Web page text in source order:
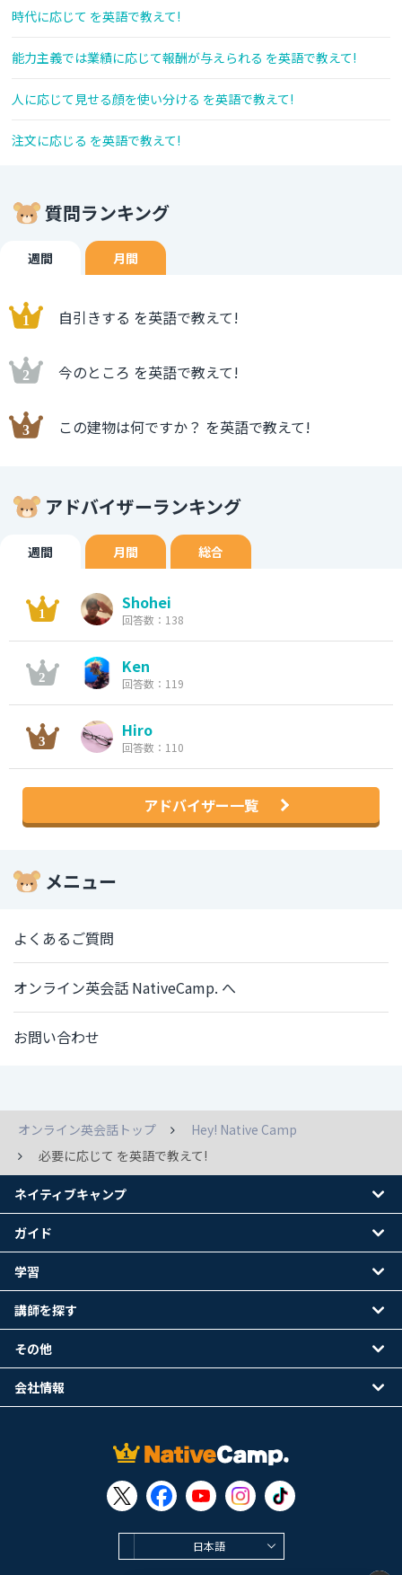
時代に応じて を英語で教えて!
能力主義では業績に応じて報酬が与えられる を英語で教えて!
人に応じて見せる顔を使い分ける を英語で教えて!
注文に応じる を英語で教えて!
質問ランキング
週間 月間
自引きする を英語で教えて!
今のところ を英語で教えて!
この建物は何ですか？ を英語で教えて!
アドバイザーランキング
週間 月間 総合
Shohei
回答数：138
Ken
回答数：119
Hiro
回答数：110
アドバイザー一覧
メニュー
よくあるご質問
オンライン英会話 NativeCamp. へ
お問い合わせ
オンライン英会話トップ
Hey! Native Camp
必要に応じて を英語で教えて!
日本語
ネイティブキャンプ
ガイド
学習
講師を探す
その他
会社情報